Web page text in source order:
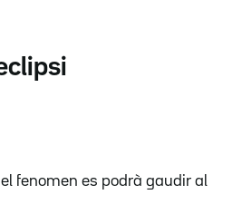
fenomen es podrà gaudir al